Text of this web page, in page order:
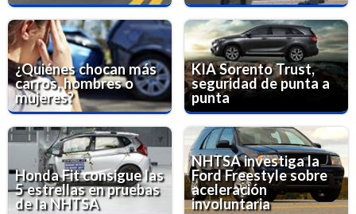
¿Quiénes chocan más
carros, hombres o
mujeres?
KIA Sorento Trust,
seguridad de punta a
punta
Honda Fit consigue las
5 estrellas en pruebas
de la NHTSA
NHTSA investiga la
Ford Freestyle sobre
aceleración
involuntaria